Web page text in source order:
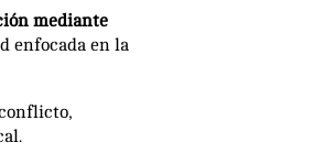
mediante
enfocada en la